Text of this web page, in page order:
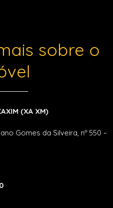
sobre o
(XA XM)
Gomes da Silveira, nº 550 –